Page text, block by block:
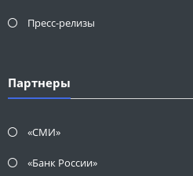
Пресс-релизы
Партнеры
«СМИ»
«Банк России»